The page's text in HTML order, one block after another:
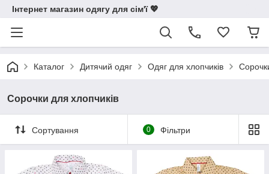
Інтернет магазин одягу для сім'ї 💖
Каталог Дитячий одяг Одяг для хлопчиків
Сорочки для хлопчиків
Сортування 0 Фільтри